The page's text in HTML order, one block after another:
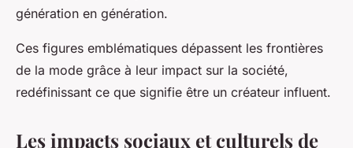
génération en génération.
Ces figures emblématiques dépassent les frontières
de la mode grâce à leur impact sur la société,
redéfinissant ce que signifie être un créateur influent.
Les impacts sociaux et culturels de